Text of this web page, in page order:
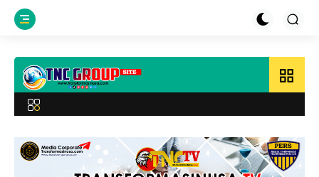
grid_view